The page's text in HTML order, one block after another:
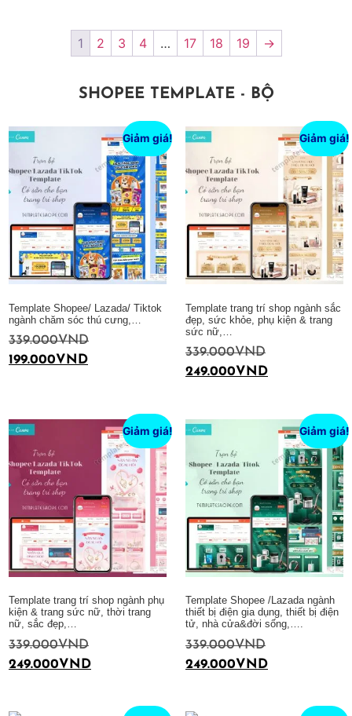
1 2 3 4 … 17 18 19 →
SHOPEE TEMPLATE - BỘ
Giảm giá!
Template Shopee/ Lazada/ Tiktok
ngành chăm sóc thú cưng,…
339.000VND
199.000VND
Giảm giá!
Template trang trí shop ngành sắc
đẹp, sức khỏe, phụ kiện & trang
sức nữ,…
339.000VND
249.000VND
Giảm giá!
Template trang trí shop ngành phụ
kiện & trang sức nữ, thời trang
nữ, sắc đẹp,…
339.000VND
249.000VND
Giảm giá!
Template Shopee /Lazada ngành
thiết bị điện gia dụng, thiết bị điện
tử, nhà cửa&đời sống,….
339.000VND
249.000VND